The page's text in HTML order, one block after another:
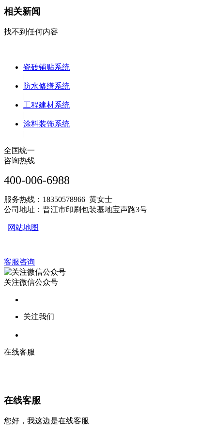
相关新闻
找不到任何内容
瓷砖铺贴系统
|
防水修缮系统
|
工程建材系统
|
涂料装饰系统
|
全国统一
咨询热线
400-006-6988
服务热线：18350578966 黄女士
公司地址：晋江市印刷包装基地宝声路3号
网站地图
客服咨询
关注微信公众号
关注我们
在线客服
在线客服
您好，我这边是在线客服